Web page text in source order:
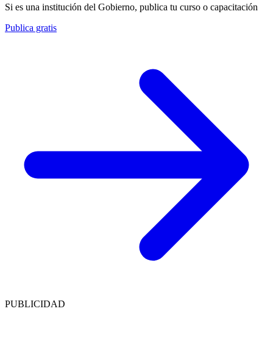
Si es una institución del Gobierno, publica tu curso o capacitación
Publica gratis
PUBLICIDAD